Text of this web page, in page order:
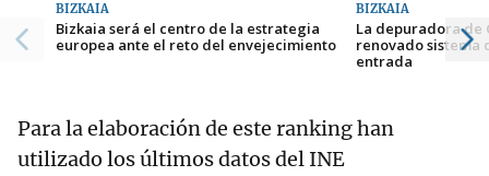
BIZKAIA
Bizkaia será el centro de la estrategia
europea ante el reto del envejecimiento
BIZKAIA
La depuradora de
renovado sistema
entrada
Para la elaboración de este ranking han
utilizado los últimos datos del INE